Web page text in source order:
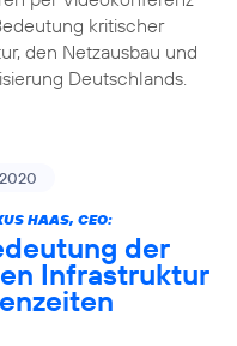
kritischer
den Netzausbau und
Deutschlands.
HAAS, CEO:
der
Infrastruktur